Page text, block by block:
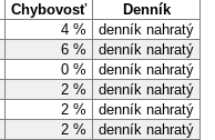
Chybovosť
Denník
4 %
denník nahratý
6 %
denník nahratý
0 %
denník nahratý
2 %
denník nahratý
2 %
denník nahratý
2 %
denník nahratý